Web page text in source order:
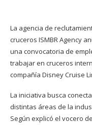
La agencia de
cruceros ISMBR Agency
una convocatoria de
trabajar en cruceros
compañía Disney Cruise
La iniciativa busca
distintas áreas de la
Según explicó el vocero